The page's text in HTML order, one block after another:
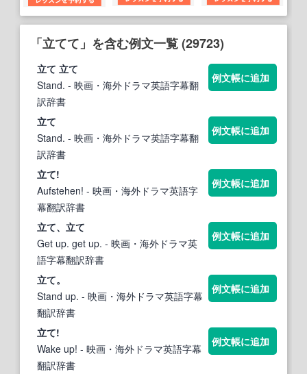
「立てて」を含む例文一覧 (29723)
立て 立て
Stand. - 映画・海外ドラマ英語字幕翻
訳辞書
例文帳に追加
立て
Stand. - 映画・海外ドラマ英語字幕翻
訳辞書
例文帳に追加
立て!
Aufstehen! - 映画・海外ドラマ英語字
幕翻訳辞書
例文帳に追加
立て、 立て
Get up. get up. - 映画・海外ドラマ英
語字幕翻訳辞書
例文帳に追加
立て。
Stand up. - 映画・海外ドラマ英語字幕
翻訳辞書
例文帳に追加
立て!
Wake up! - 映画・海外ドラマ英語字幕
翻訳辞書
例文帳に追加